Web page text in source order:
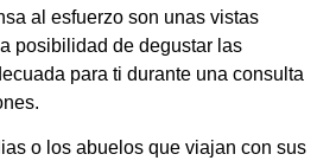
al esfuerzo son unas vistas
posibilidad de degustar las
para ti durante una consulta
o los abuelos que viajan con sus